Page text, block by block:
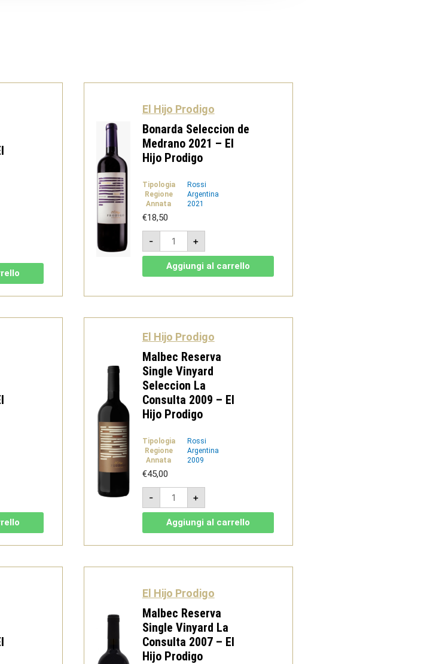
El Hijo Prodigo
Bonarda Seleccion de
Medrano 2021 – El
Hijo Prodigo
Tipologia
Rossi
Regione
Argentina
Annata
2021
€18,50
-
Bonarda
Seleccion
de
Medrano
2021
-
Hijo
quantità
+
Aggiungi al carrello
El Hijo Prodigo
Malbec Reserva
Single Vinyard
Seleccion La
Consulta 2009 – El
Hijo Prodigo
Tipologia
Rossi
Regione
Argentina
Annata
2009
€45,00
-
Malbec
Reserva
Single
Vinyard
Seleccion
La
Consulta
Prodigo
quantità
+
Aggiungi al carrello
El Hijo Prodigo
Malbec Reserva
Single Vinyard La
Consulta 2007 – El
Hijo Prodigo